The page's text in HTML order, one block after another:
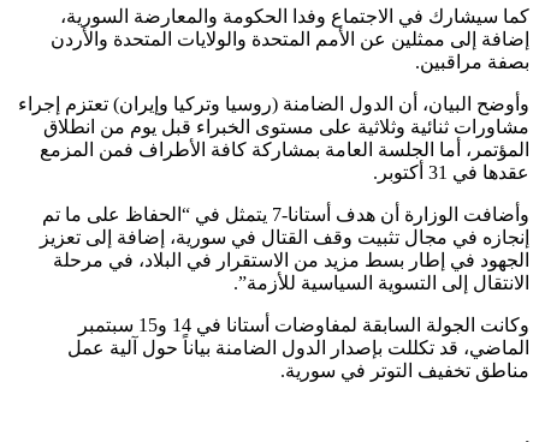
كما سيشارك في الاجتماع وفدا الحكومة والمعارضة السورية،
إضافة إلى ممثلين عن الأمم المتحدة والولايات المتحدة والأردن
بصفة مراقبين.
وأوضح البيان، أن الدول الضامنة (روسيا وتركيا وإيران) تعتزم إجراء
مشاورات ثنائية وثلاثية على مستوى الخبراء قبل يوم من انطلاق
المؤتمر، أما الجلسة العامة بمشاركة كافة الأطراف فمن المزمع
عقدها في 31 أكتوبر.
وأضافت الوزارة أن هدف أستانا-7 يتمثل في “الحفاظ على ما تم
إنجازه في مجال تثبيت وقف القتال في سورية، إضافة إلى تعزيز
الجهود في إطار بسط مزيد من الاستقرار في البلاد، في مرحلة
الانتقال إلى التسوية السياسية للأزمة”.
وكانت الجولة السابقة لمفاوضات أستانا في 14 و15 سبتمبر
الماضي، قد تكللت بإصدار الدول الضامنة بياناً حول آلية عمل
مناطق تخفيف التوتر في سورية.